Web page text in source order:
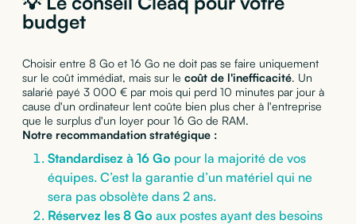
budget
Choisir entre 8 Go et 16 Go ne doit pas se faire uniquement
sur le coût immédiat, mais sur le coût de l'inefficacité. Un
salarié payé 3 000 € par mois qui perd 10 minutes par jour à
cause d'un ordinateur lent coûte bien plus cher à l'entreprise
que le surplus d'un loyer pour 16 Go de RAM.
Notre recommandation stratégique :
Standardisez à 16 Go pour la majorité de vos
équipes. C’est la garantie d’un matériel qui ne
sera pas obsolète dans 2 ans.
Réservez les 8 Go aux postes ayant des besoins